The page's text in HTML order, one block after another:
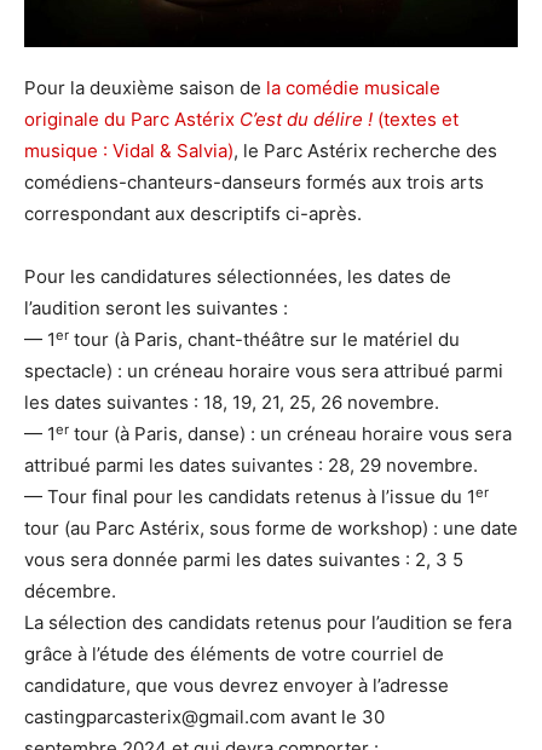
Pour la deuxième saison de la comédie musicale
originale du Parc Astérix C’est du délire ! (textes et
musique : Vidal & Salvia), le Parc Astérix recherche des
comédiens-chanteurs-danseurs formés aux trois arts
correspondant aux descriptifs ci-après.
Pour les candidatures sélectionnées, les dates de
l’audition seront les suivantes :
— 1er tour (à Paris, chant-théâtre sur le matériel du
spectacle) : un créneau horaire vous sera attribué parmi
les dates suivantes : 18, 19, 21, 25, 26 novembre.
— 1er tour (à Paris, danse) : un créneau horaire vous sera
attribué parmi les dates suivantes : 28, 29 novembre.
— Tour final pour les candidats retenus à l’issue du 1er
tour (au Parc Astérix, sous forme de workshop) : une date
vous sera donnée parmi les dates suivantes : 2, 3 5
décembre.
La sélection des candidats retenus pour l’audition se fera
grâce à l’étude des éléments de votre courriel de
candidature, que vous devrez envoyer à l’adresse
castingparcasterix@gmail.com avant le 30